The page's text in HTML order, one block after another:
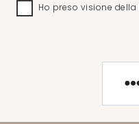
Ho preso visione della